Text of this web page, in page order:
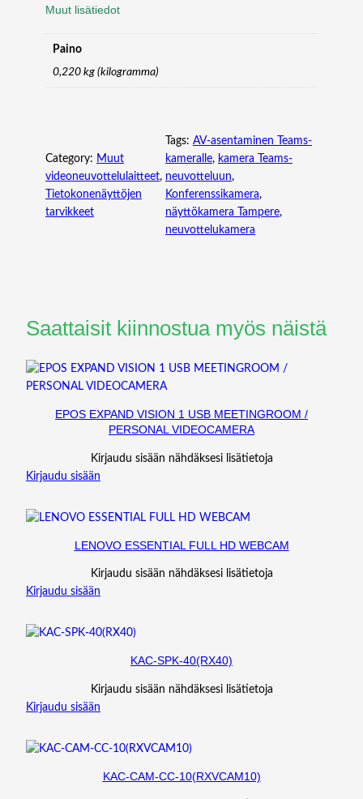
Muut lisätiedot
Paino
0,220 kg (kilogramma)
Category: Muut
videoneuvottelulaitteet
Tietokonenäyttöjen
tarvikkeet
Tags: AV-asentaminen Teams-
kameralle, kamera Teams-
neuvotteluun
Konferenssikamera
näyttökamera Tampere
neuvottelukamera
Saattaisit kiinnostua myös näistä
EPOS EXPAND VISION 1 USB MEETINGROOM /
PERSONAL VIDEOCAMERA
Kirjaudu sisään nähdäksesi lisätietoja
Kirjaudu sisään
LENOVO ESSENTIAL FULL HD WEBCAM
Kirjaudu sisään nähdäksesi lisätietoja
Kirjaudu sisään
KAC-SPK-40(RX40)
Kirjaudu sisään nähdäksesi lisätietoja
Kirjaudu sisään
KAC-CAM-CC-10(RXVCAM10)